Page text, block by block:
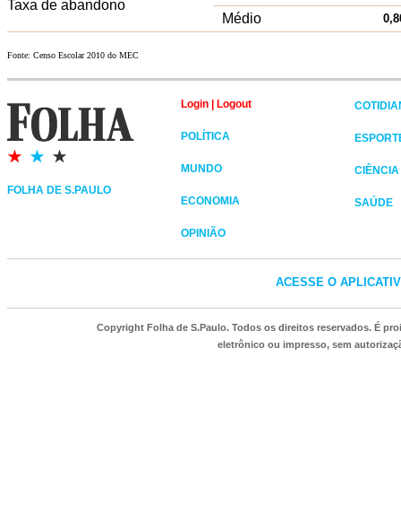
Taxa de abandono
Médio
Fonte: Censo Escolar 2010 do MEC
FOLHA DE S.PAULO
Login Logout
POLÍTICA
MUNDO
ECONOMIA
OPINIÃO
CIÊNCIA
SAÚDE
ACESSE O
Copyright Folha de S.Paulo. Todos os direitos reservados. É
eletrônico ou impresso, sem